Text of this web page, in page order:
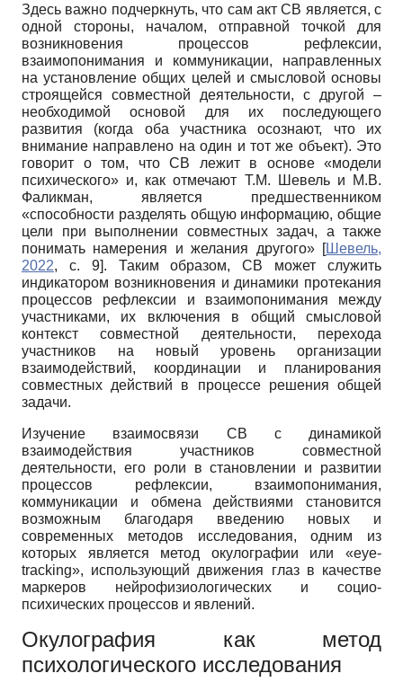
Здесь важно подчеркнуть, что сам акт СВ является, с
одной стороны, началом, отправной точкой для
возникновения процессов рефлексии,
взаимопонимания и коммуникации, направленных
на установление общих целей и смысловой основы
строящейся совместной деятельности, с другой –
необходимой основой для их последующего
развития (когда оба участника осознают, что их
внимание направлено на один и тот же объект). Это
говорит о том, что СВ лежит в основе «модели
психического» и, как отмечают Т.М. Шевель и М.В.
Фаликман, является предшественником
«способности разделять общую информацию, общие
цели при выполнении совместных задач, а также
понимать намерения и желания другого» [Шевель,
2022, с. 9]. Таким образом, СВ может служить
индикатором возникновения и динамики протекания
процессов рефлексии и взаимопонимания между
участниками, их включения в общий смысловой
контекст совместной деятельности, перехода
участников на новый уровень организации
взаимодействий, координации и планирования
совместных действий в процессе решения общей
задачи.
Изучение взаимосвязи СВ с динамикой
взаимодействия участников совместной
деятельности, его роли в становлении и развитии
процессов рефлексии, взаимопонимания,
коммуникации и обмена действиями становится
возможным благодаря введению новых и
современных методов исследования, одним из
которых является метод окулографии или «eye-
tracking», использующий движения глаз в качестве
маркеров нейрофизиологических и социо-
психических процессов и явлений.
Окулография как метод
психологического исследования